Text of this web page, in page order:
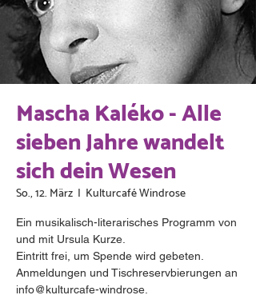
Mascha Kaléko - Alle
sieben Jahre wandelt
sich dein Wesen
So., 12. März
  |
Kulturcafé Windrose
Ein musikalisch-literarisches Programm von
und mit Ursula Kurze.
Eintritt frei, um Spende wird gebeten.
Anmeldungen und Tischreservbierungen an
info@kulturcafe-windrose.